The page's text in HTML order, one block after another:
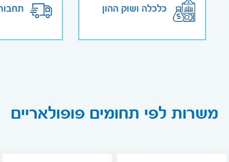
כלכלה ושוק ההון
משרות לפי תחומים פופולאריים